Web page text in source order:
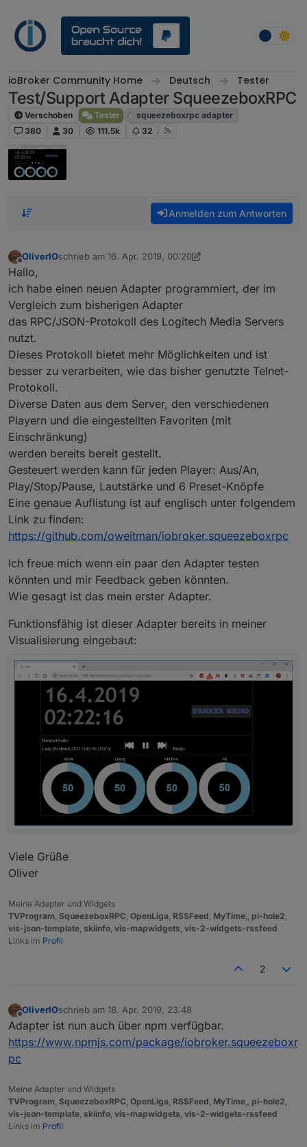
ioBroker Community Home Deutsch Tester
Test/Support Adapter SqueezeboxRPC
Verschoben Tester
squeezeboxrpc adapter
380
30 111.5k 32
Anmelden zum Antworten
Offline
OliverIOschrieb am 16. Apr. 2019, 00:20
zuletzt editiert von OliverIO8. Mai 2024, 16:14
Hallo,
ich habe einen neuen Adapter programmiert, der im
Vergleich zum bisherigen Adapter
das RPC/JSON-Protokoll des Logitech Media Servers
nutzt.
Dieses Protokoll bietet mehr Möglichkeiten und ist
besser zu verarbeiten, wie das bisher genutzte Telnet-
Protokoll.
Diverse Daten aus dem Server, den verschiedenen
Playern und die eingestellten Favoriten (mit
Einschränkung)
werden bereits bereit gestellt.
Gesteuert werden kann für jeden Player: Aus/An,
Play/Stop/Pause, Lautstärke und 6 Preset-Knöpfe
Eine genaue Auflistung ist auf englisch unter folgendem
Link zu finden:
https://github.com/oweitman/iobroker.squeezeboxrpc
Ich freue mich wenn ein paar den Adapter testen
könnten und mir Feedback geben könnten.
Wie gesagt ist das mein erster Adapter.
Funktionsfähig ist dieser Adapter bereits in meiner
Visualisierung eingebaut:
Viele Grüße
Oliver
Meine Adapter und Widgets
TVProgram, SqueezeboxRPC, OpenLiga, RSSFeed, MyTime,, pi-hole2,
vis-json-template, skiinfo, vis-mapwidgets, vis-2-widgets-rssfeed
Links im Profil
2
Offline
OliverIOschrieb am 18. Apr. 2019, 23:48
zuletzt editiert von
Adapter ist nun auch über npm verfügbar.
https://www.npmjs.com/package/iobroker.squeezeboxr
pc
Meine Adapter und Widgets
TVProgram SqueezeboxRPC OpenLiga RSSFeed MyTime pi-hole2
vis-json-template skiinfo vis-mapwidgets vis-2-widgets-rssfeed
Links im Profil